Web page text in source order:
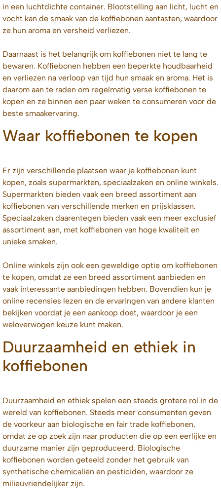
in een luchtdichte container. Blootstelling aan licht, lucht en
vocht kan de smaak van de koffiebonen aantasten, waardoor
ze hun aroma en versheid verliezen.
Daarnaast is het belangrijk om koffiebonen niet te lang te
bewaren. Koffiebonen hebben een beperkte houdbaarheid
en verliezen na verloop van tijd hun smaak en aroma. Het is
daarom aan te raden om regelmatig verse koffiebonen te
kopen en ze binnen een paar weken te consumeren voor de
beste smaakervaring.
Waar koffiebonen te kopen
Er zijn verschillende plaatsen waar je koffiebonen kunt
kopen, zoals supermarkten, speciaalzaken en online winkels.
Supermarkten bieden vaak een breed assortiment aan
koffiebonen van verschillende merken en prijsklassen.
Speciaalzaken daarentegen bieden vaak een meer exclusief
assortiment aan, met koffiebonen van hoge kwaliteit en
unieke smaken.
Online winkels zijn ook een geweldige optie om koffiebonen
te kopen, omdat ze een breed assortiment aanbieden en
vaak interessante aanbiedingen hebben. Bovendien kun je
online recensies lezen en de ervaringen van andere klanten
bekijken voordat je een aankoop doet, waardoor je een
weloverwogen keuze kunt maken.
Duurzaamheid en ethiek in
koffiebonen
Duurzaamheid en ethiek spelen een steeds grotere rol in de
wereld van koffiebonen. Steeds meer consumenten geven
de voorkeur aan biologische en fair trade koffiebonen,
omdat ze op zoek zijn naar producten die op een eerlijke en
duurzame manier zijn geproduceerd. Biologische
koffiebonen worden geteeld zonder het gebruik van
synthetische chemicaliën en pesticiden, waardoor ze
milieuvriendelijker zijn.